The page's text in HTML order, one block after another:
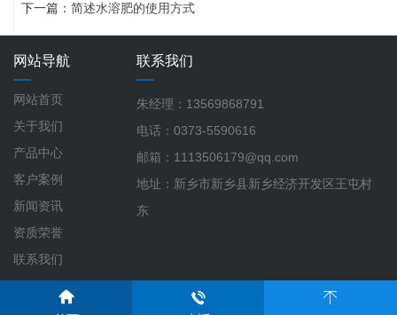
下一篇：简述水溶肥的使用方式
网站导航
网站首页
关于我们
产品中心
客户案例
新闻资讯
资质荣誉
联系我们
联系我们
朱经理：13569868791
电话：0373-5590616
邮箱：1113506179@qq.com
地址：新乡市新乡县新乡经济开发区王屯村
东